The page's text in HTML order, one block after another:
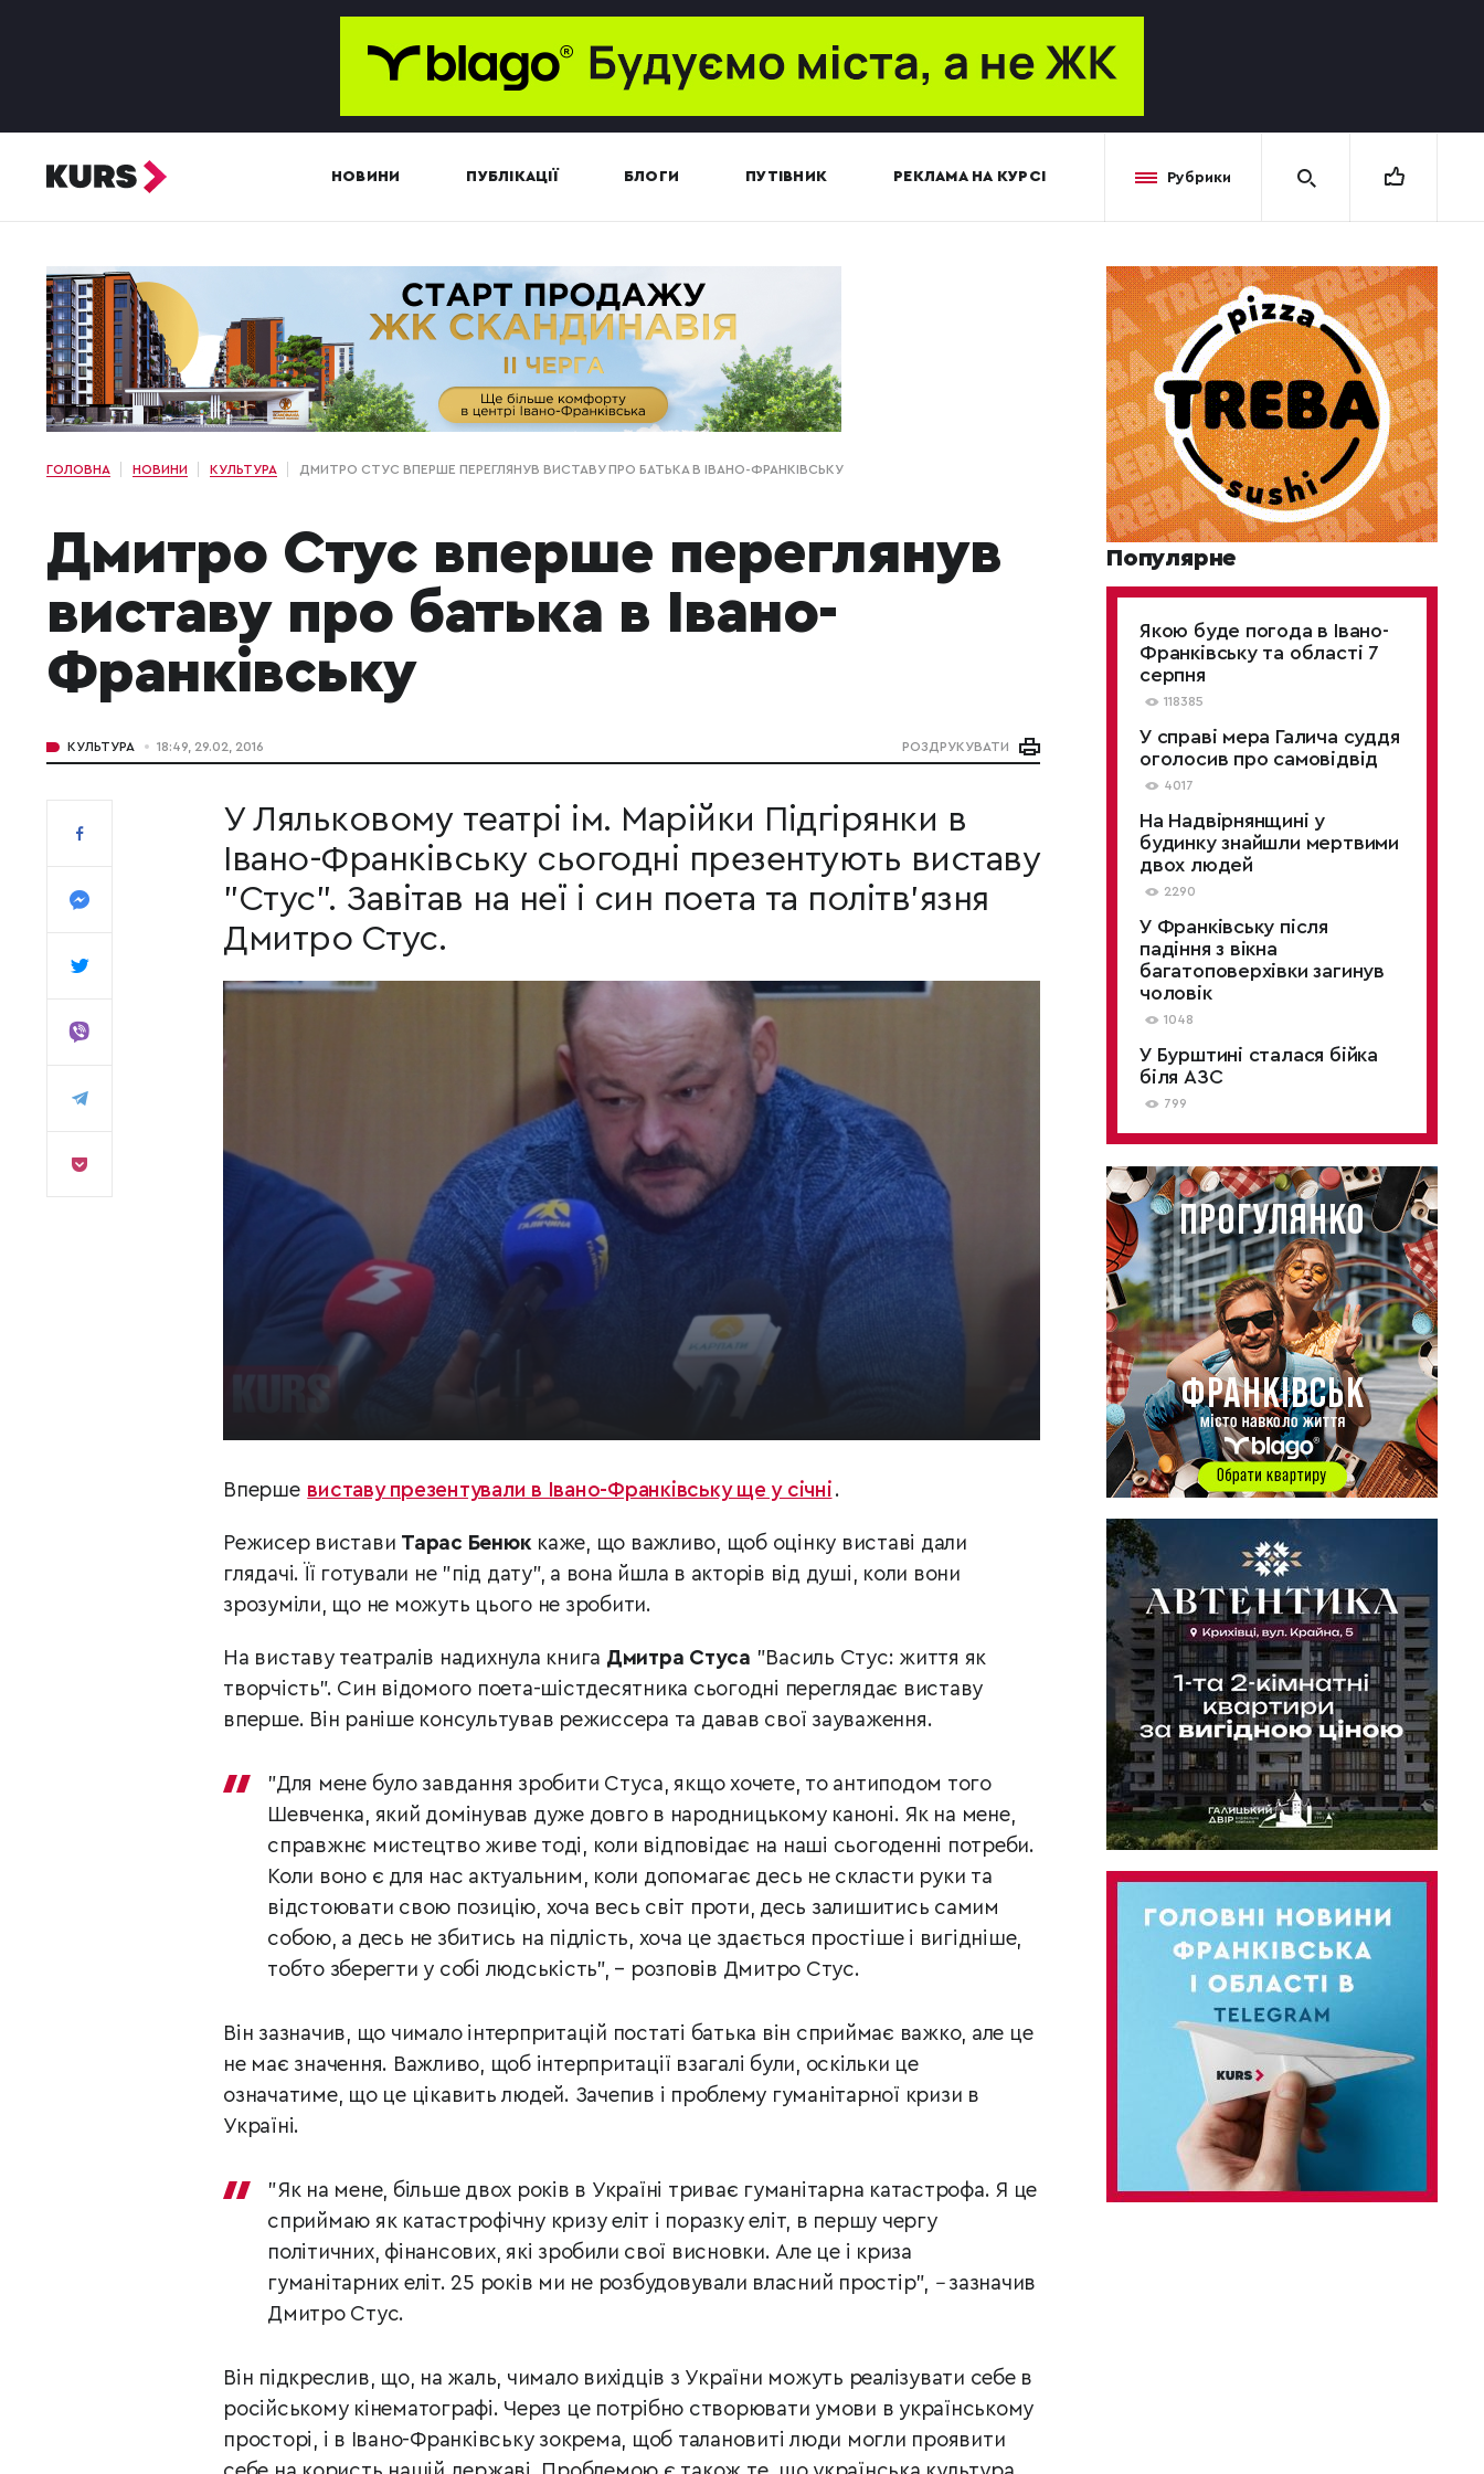
НОВИНИ ПУБЛІКАЦІЇ БЛОГИ ПУТІВНИК РЕКЛАМА НА КУРСІ Рубрики
ГОЛОВНА НОВИНИ КУЛЬТУРА ДМИТРО СТУС ВПЕРШЕ ПЕРЕГЛЯНУВ ВИСТАВУ ПРО БАТЬКА В ІВАНО-ФРАНКІВСЬКУ
Дмитро Стус вперше переглянув
виставу про батька в Івано-
Франківську
КУЛЬТУРА 18:49, 29.02, 2016 РОЗДРУКУВАТИ
У Ляльковому театрі ім. Марійки Підгірянки в
Івано-Франківську сьогодні презентують виставу
"Стус". Завітав на неї і син поета та політв'язня
Дмитро Стус.
Вперше виставу презентували в Івано-Франківську ще у січні .
Режисер вистави Тарас Бенюккаже, що важливо, щоб оцінку виставі дали
глядачі. Її готували не "під дату", а вона йшла в акторів від душі, коли вони
зрозуміли, що не можуть цього не зробити.
На виставу театралів надихнула книга Дмитра Стуса "Василь Стус: життя як
творчість". Син відомого поета-шістдесятника сьогодні переглядає виставу
вперше. Він раніше консультував режиссера та давав свої зауваження.
"Для мене було завдання зробити Стуса, якщо хочете, то антиподом того
Шевченка, який домінував дуже довго в народницькому каноні. Як на мене,
справжнє мистецтво живе тоді, коли відповідає на наші сьогоденні потреби.
Коли воно є для нас актуальним, коли допомагає десь не скласти руки та
відстоювати свою позицію, хоча весь світ проти, десь залишитись самим
собою, а десь не збитись на підлість, хоча це здається простіше і вигідніше,
тобто зберегти у собі людськість", – розповів Дмитро Стус.
Він зазначив, що чимало інтерпритацій постаті батька він сприймає важко, але це
не має значення. Важливо, щоб інтерпритації взагалі були, оскільки це
означатиме, що це цікавить людей. Зачепив і проблему гуманітарної кризи в
Україні.
"Як на мене, більше двох років в Україні триває гуманітарна катастрофа. Я це
сприймаю як катастрофічну кризу еліт і поразку еліт, в першу чергу
політичних, фінансових, які зробили свої висновки. Але це і криза
гуманітарних еліт. 25 років ми не розбудовували власний простір", –зазначив
Дмитро Стус.
Він підкреслив, що, на жаль, чимало вихідців з України можуть реалізувати себе в
російському кінематографі. Через це потрібно створювати умови в українському
просторі, і в Івано-Франківську зокрема, щоб талановиті люди могли проявити
Популярне
Якою буде погода в Івано-
Франківську та області 7
серпня
118385
У справі мера Галича суддя
оголосив про самовідвід
4017
На Надвірнянщині у
будинку знайшли мертвими
двох людей
2290
У Франківську після
падіння з вікна
багатоповерхівки загинув
чоловік
1048
У Бурштині сталася бійка
біля АЗС
799